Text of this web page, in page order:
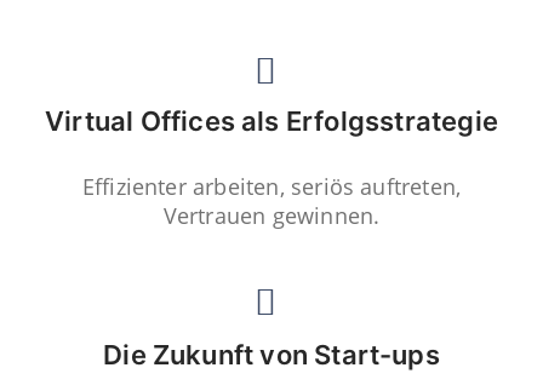
Virtual Offices als Erfolgsstrategie
Effizienter arbeiten, seriös auftreten,
Vertrauen gewinnen.
Die Zukunft von Start-ups